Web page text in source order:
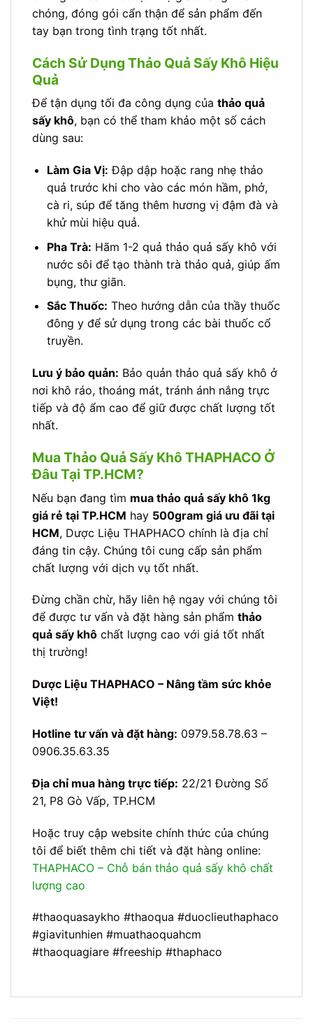
chóng, đóng gói cẩn thận để sản phẩm đến
tay bạn trong tình trạng tốt nhất.
Cách Sử Dụng Thảo Quả Sấy Khô Hiệu
Quả
Để tận dụng tối đa công dụng của thảo quả
sấy khô, bạn có thể tham khảo một số cách
dùng sau:
Làm Gia Vị: Đập dập hoặc rang nhẹ thảo
quả trước khi cho vào các món hầm, phở,
cà ri, súp để tăng thêm hương vị đậm đà và
khử mùi hiệu quả.
Pha Trà: Hãm 1-2 quả thảo quả sấy khô với
nước sôi để tạo thành trà thảo quả, giúp ấm
bụng, thư giãn.
Sắc Thuốc: Theo hướng dẫn của thầy thuốc
đông y để sử dụng trong các bài thuốc cổ
truyền.
Lưu ý bảo quản: Bảo quản thảo quả sấy khô ở
nơi khô ráo, thoáng mát, tránh ánh nắng trực
tiếp và độ ẩm cao để giữ được chất lượng tốt
nhất.
Mua Thảo Quả Sấy Khô THAPHACO Ở
Đâu Tại TP.HCM?
Nếu bạn đang tìm mua thảo quả sấy khô 1kg
giá rẻ tại TP.HCM hay 500gram giá ưu đãi tại
HCM, Dược Liệu THAPHACO chính là địa chỉ
đáng tin cậy. Chúng tôi cung cấp sản phẩm
chất lượng với dịch vụ tốt nhất.
Đừng chần chừ, hãy liên hệ ngay với chúng tôi
để được tư vấn và đặt hàng sản phẩm thảo
quả sấy khô chất lượng cao với giá tốt nhất
thị trường!
Dược Liệu THAPHACO – Nâng tầm sức khỏe
Việt!
Hotline tư vấn và đặt hàng: 0979.58.78.63 –
0906.35.63.35
Địa chỉ mua hàng trực tiếp: 22/21 Đường Số
21, P8 Gò Vấp, TP.HCM
Hoặc truy cập website chính thức của chúng
tôi để biết thêm chi tiết và đặt hàng online:
THAPHACO – Chỗ bán thảo quả sấy khô chất
lượng cao
#thaoquasaykho #thaoqua #duoclieuthaphaco
#giavitunhien #muathaoquahcm
#thaoquagiare #freeship #thaphaco